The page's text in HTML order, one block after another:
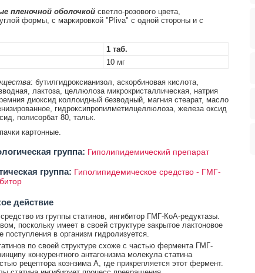
пленочной оболочкойсветло-розового цвета,
формы, с маркировкой "Pliva" с одной стороны и с
1 таб.
10 мг
: бутилгидроксианизол, аскорбиновая кислота,
лактоза, целлюлоза микрокристаллическая, натрия
диоксид коллоидный безводный, магния стеарат, масло
гидроксипропилметилцеллюлоза, железа оксид
полисорбат 80, тальк.
картонные.
группа: Гиполипидемический препарат
группа: Гиполипидемическое средство - ГМГ-
действие
из группы статинов, ингибитор ГМГ-КоА-редуктазы.
поскольку имеет в своей структуре закрытое лактоновое
поступления в организм гидролизуется.
по своей структуре схоже с частью фермента ГМГ-
конкурентного антагонизма молекула статина
рецептора коэнзима А, где прикрепляется этот фермент.